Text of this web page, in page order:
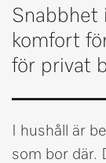
Miele
Snabbhet
komfort
för privat
I hushåll är
som bor där.